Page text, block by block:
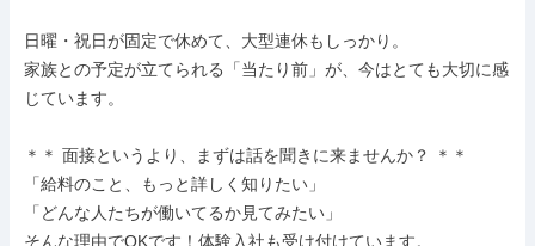
日曜・祝日が固定で休めて、大型連休もしっかり。
家族との予定が立てられる「当たり前」が、今はとても大切に感
じています。
＊＊ 面接というより、まずは話を聞きに来ませんか？ ＊＊
「給料のこと、もっと詳しく知りたい」
「どんな人たちが働いてるか見てみたい」
そんな理由でOKです！体験入社も受け付けています。